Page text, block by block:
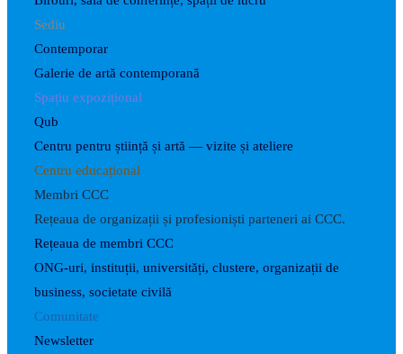
Sediu
Contemporar
Galerie de artă contemporană
Spațiu expozițional
Qub
Centru pentru știință și artă — vizite și ateliere
Centru educațional
Membri CCC
Rețeaua de organizații și profesioniști parteneri ai CCC.
Rețeaua de membri CCC
ONG-uri, instituții, universități, clustere, organizații de
business, societate civilă
Comunitate
Newsletter